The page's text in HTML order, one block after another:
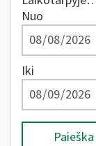
Nuo
Iki
Paieška